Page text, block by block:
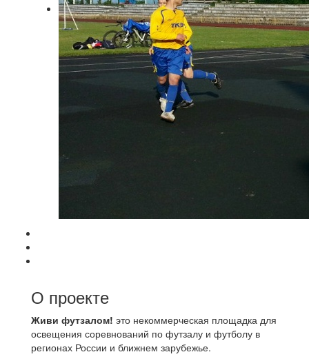
О проекте
Живи футзалом! это некоммерческая площадка для
освещения соревнований по футзалу и футболу в
регионах России и ближнем зарубежье.